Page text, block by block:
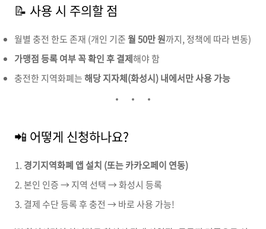
📝 사용 시 주의할 점
월별 충전 한도 존재 (개인 기준월 50만 원까지, 정책에 따라 변동)
가맹점 등록 여부 꼭 확인 후 결제해야 함
충전한 지역화폐는해당 지자체(화성시) 내에서만 사용 가능
📲 어떻게 신청하나요?
경기지역화폐 앱 설치 (또는 카카오페이 연동)
본인 인증 → 지역 선택 → 화성시 등록
결제 수단 등록 후 충전 → 바로 사용 가능!